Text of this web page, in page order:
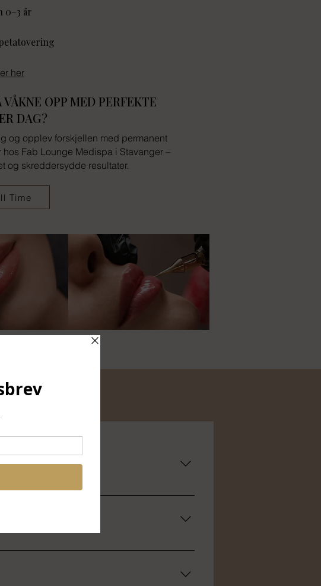
0–3 år
her
VÅKNE OPP MED PERFEKTE
DAG?
og opplev forskjellen med permanent
Fab Lounge Medispa i Stavanger –
og skreddersydde resultater.
Time
øverste hudlaget for å gi leppene jevn
look med jevn farge over hele leppen –